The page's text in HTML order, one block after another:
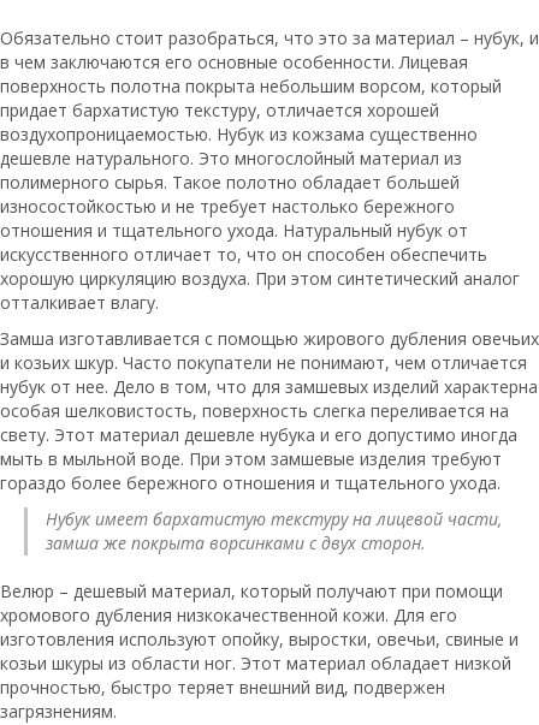
Обязательно стоит разобраться, что это за материал – нубук, и
в чем заключаются его основные особенности. Лицевая
поверхность полотна покрыта небольшим ворсом, который
придает бархатистую текстуру, отличается хорошей
воздухопроницаемостью. Нубук из кожзама существенно
дешевле натурального. Это многослойный материал из
полимерного сырья. Такое полотно обладает большей
износостойкостью и не требует настолько бережного
отношения и тщательного ухода. Натуральный нубук от
искусственного отличает то, что он способен обеспечить
хорошую циркуляцию воздуха. При этом синтетический аналог
отталкивает влагу.
Замша изготавливается с помощью жирового дубления овечьих
и козьих шкур. Часто покупатели не понимают, чем отличается
нубук от нее. Дело в том, что для замшевых изделий характерна
особая шелковистость, поверхность слегка переливается на
свету. Этот материал дешевле нубука и его допустимо иногда
мыть в мыльной воде. При этом замшевые изделия требуют
гораздо более бережного отношения и тщательного ухода.
Нубук имеет бархатистую текстуру на лицевой части,
замша же покрыта ворсинками с двух сторон.
Велюр ­– дешевый материал, который получают при помощи
хромового дубления низкокачественной кожи. Для его
изготовления используют опойку, выростки, овечьи, свиные и
козьи шкуры из области ног. Этот материал обладает низкой
прочностью, быстро теряет внешний вид, подвержен
загрязнениям.